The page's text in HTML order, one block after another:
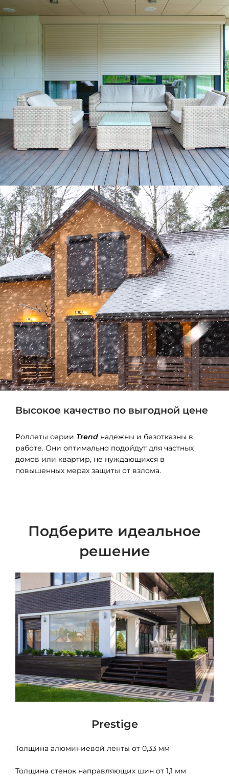
Высокое качество по выгодной цене
Роллеты серии Trend надежны и безотказны в
работе. Они оптимально подойдут для частных
домов или квартир, не нуждающихся в
повышенных мерах защиты от взлома.
Подберите идеальное
решение
Prestige
Толщина алюминиевой ленты от 0,33 мм
Толщина стенок направляющих шин от 1,1 мм